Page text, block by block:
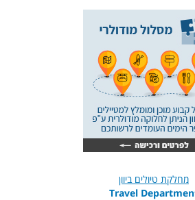
מחלקת טיולים ביוון
Travel